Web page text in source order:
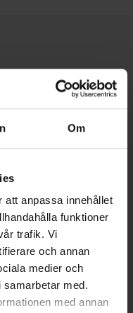
Om
att anpassa innehållet
funktioner
trafik. Vi
och annan
medier och
med.
med annan
kan du snabbt och
av tegel. Välj tegel,
in bilden i ditt 3D-